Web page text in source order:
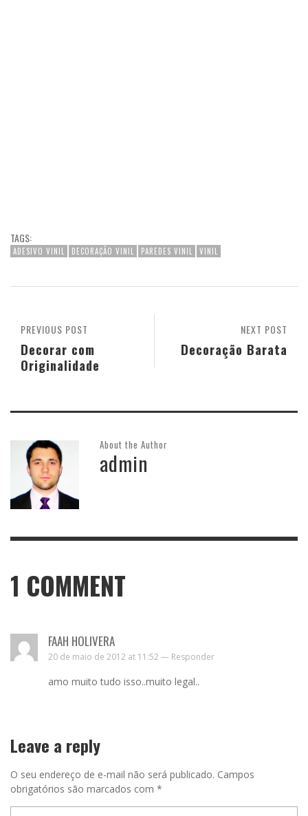
TAGS:
ADESIVO VINIL DECORAÇÃO VINIL PAREDES VINIL VINIL
NEXT POST
Decoração Barata
PREVIOUS POST
Decorar com
Originalidade
About the Author
admin
1 COMMENT
FAAH HOLIVERA
20 de maio de 2012 at 11:52 — Responder
amo muito tudo isso..muito legal..
Leave a reply
O seu endereço de e-mail não será publicado. Campos
obrigatórios são marcados com *